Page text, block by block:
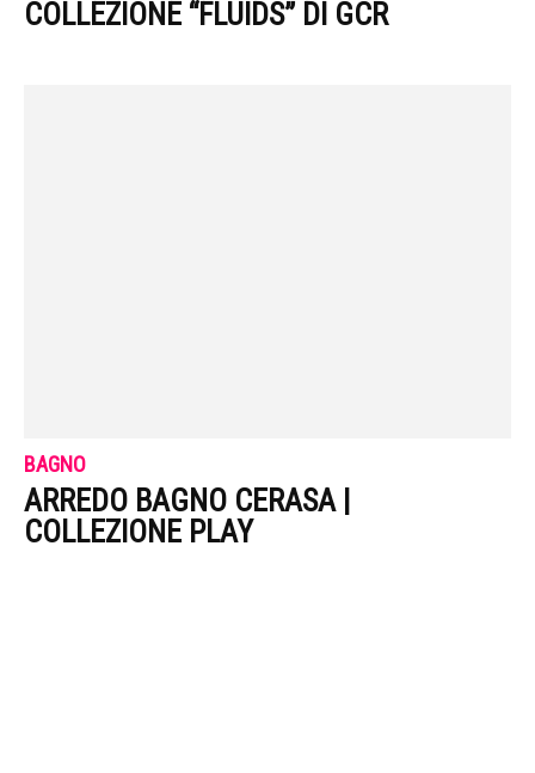
COLLEZIONE “FLUIDS” DI GCR
BAGNO
ARREDO BAGNO CERASA |
COLLEZIONE PLAY